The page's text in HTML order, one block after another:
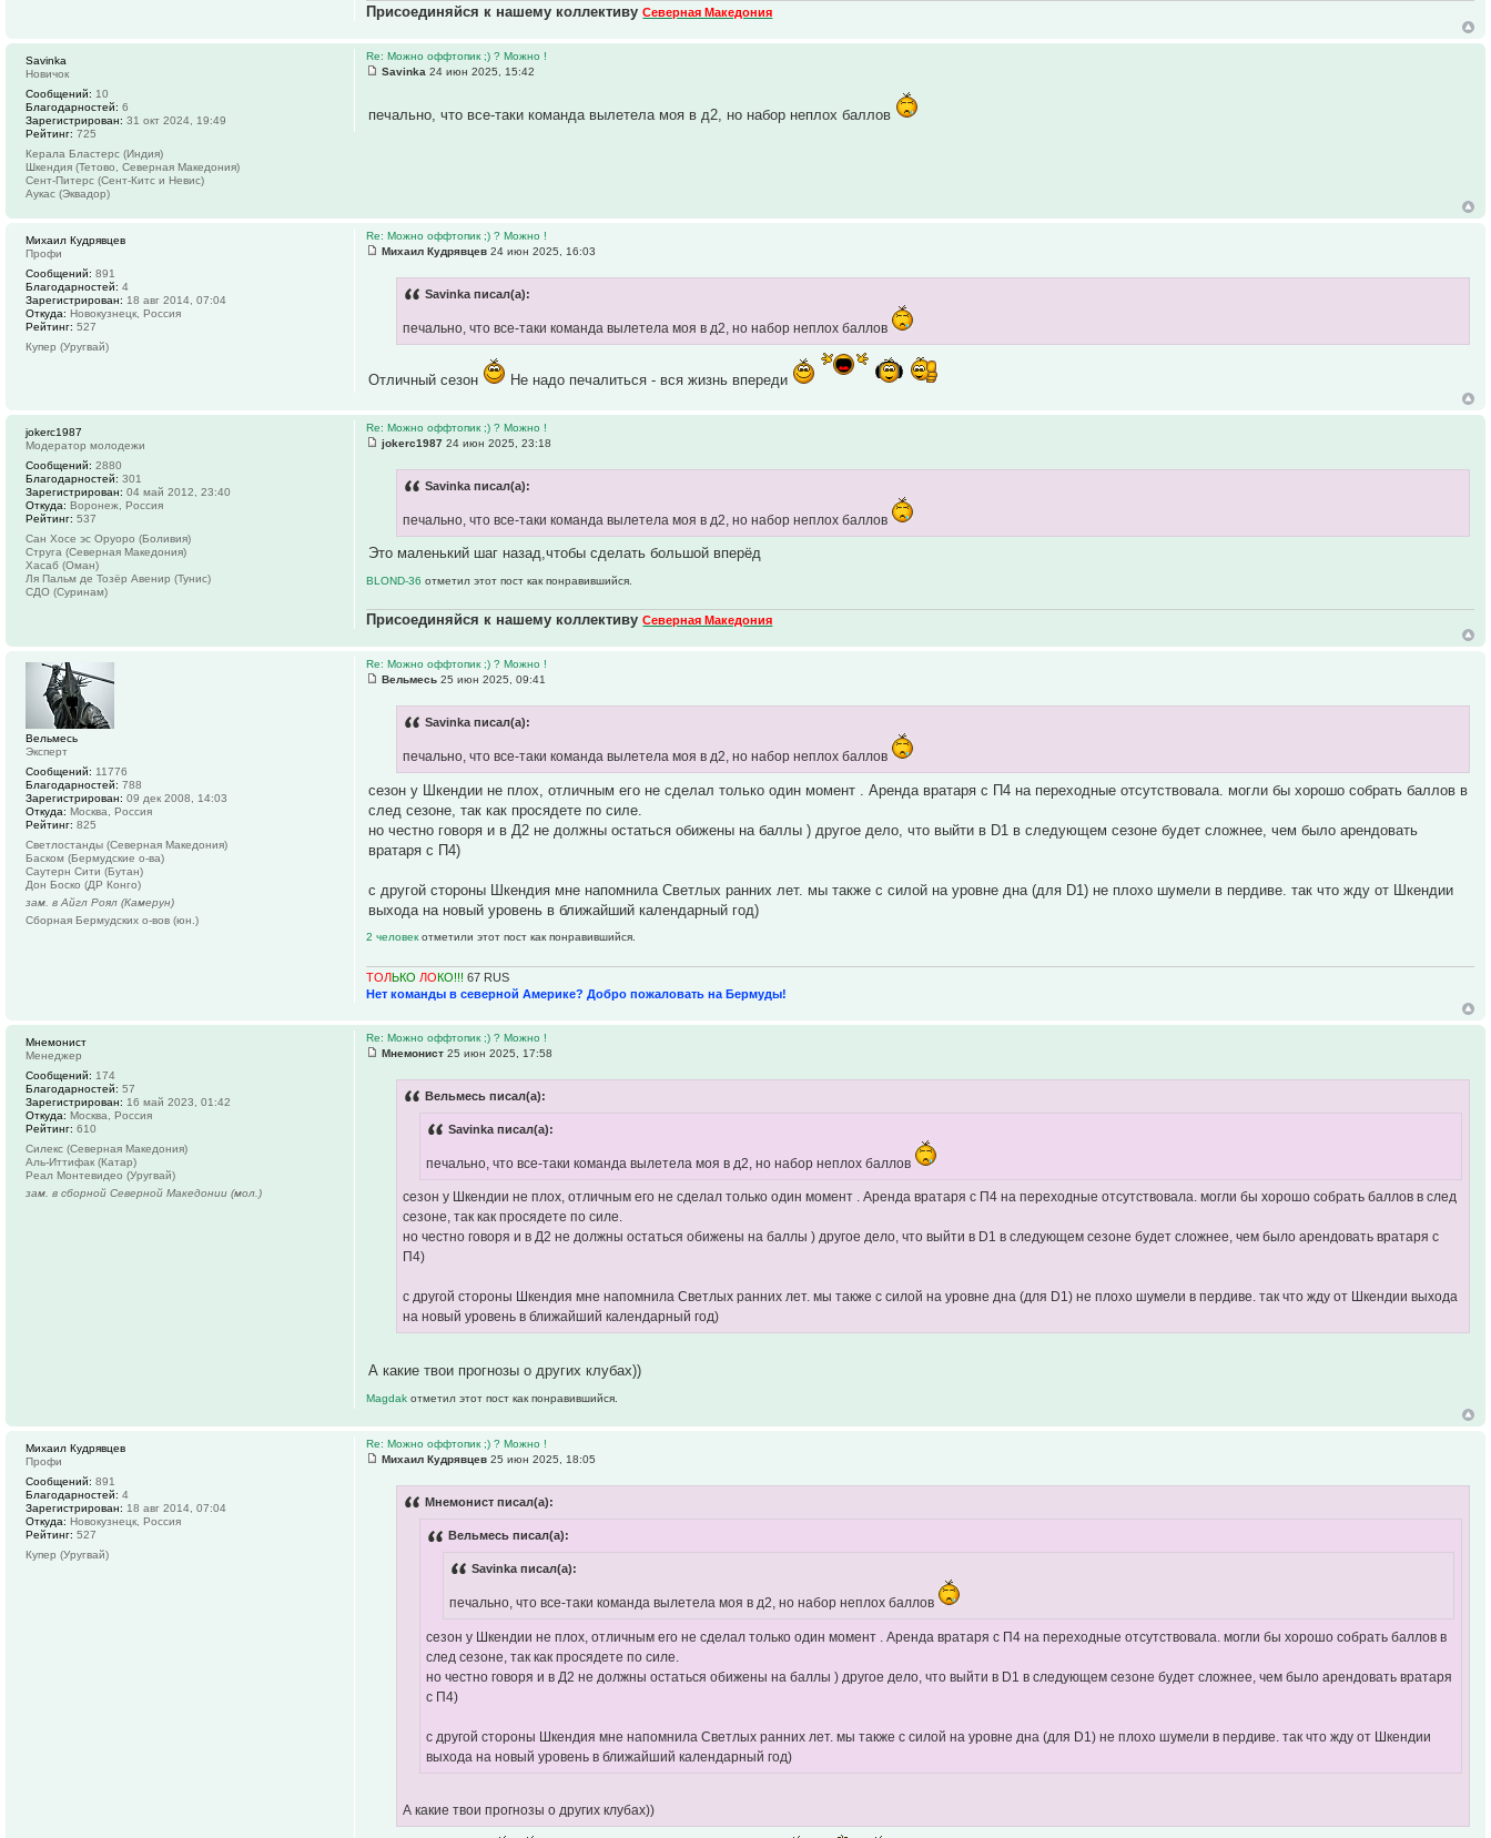
Присоединяйся к нашему коллективуСеверная Македония
Re: Можно оффтопик ;) ? Можно !
Savinka 24 июн 2025, 15:42
печально, что все-таки команда вылетела моя в д2, но набор неплох баллов
Savinka
Новичок
Сообщений: 10
Благодарностей: 6
Зарегистрирован: 31 окт 2024, 19:49
Рейтинг: 725
Керала Бластерс (Индия)
Шкендия (Тетово, Северная Македония)
Сент-Питерс (Сент-Китс и Невис)
Аукас (Эквадор)
Re: Можно оффтопик ;) ? Можно !
Михаил Кудрявцев 24 июн 2025, 16:03
Savinka писал(а):
печально, что все-таки команда вылетела моя в д2, но набор неплох баллов
Отличный сезон Не надо печалиться - вся жизнь впереди
Михаил Кудрявцев
Профи
Сообщений: 891
Благодарностей: 4
Зарегистрирован: 18 авг 2014, 07:04
Откуда: Новокузнецк, Россия
Рейтинг: 527
Купер (Уругвай)
Re: Можно оффтопик ;) ? Можно !
jokerc1987 24 июн 2025, 23:18
Savinka писал(а):
печально, что все-таки команда вылетела моя в д2, но набор неплох баллов
Это маленький шаг назад,чтобы сделать большой вперёд
BLOND-36отметил этот пост как понравившийся.
Присоединяйся к нашему коллективуСеверная Македония
jokerc1987
Модератор молодежи
Сообщений: 2880
Благодарностей: 301
Зарегистрирован: 04 май 2012, 23:40
Откуда: Воронеж, Россия
Рейтинг: 537
Сан Хосе эс Оруоро (Боливия)
Струга (Северная Македония)
Хасаб (Оман)
Ля Пальм де Тозёр Авенир (Тунис)
СДО (Суринам)
Re: Можно оффтопик ;) ? Можно !
Вельмесь 25 июн 2025, 09:41
Savinka писал(а):
печально, что все-таки команда вылетела моя в д2, но набор неплох баллов
сезон у Шкендии не плох, отличным его не сделал только один момент . Аренда вратаря с П4 на переходные отсутствовала. могли бы хорошо собрать баллов в
след сезоне, так как просядете по силе.
но честно говоря и в Д2 не должны остаться обижены на баллы ) другое дело, что выйти в D1 в следующем сезоне будет сложнее, чем было арендовать
вратаря с П4)
с другой стороны Шкендия мне напомнила Светлых ранних лет. мы также с силой на уровне дна (для D1) не плохо шумели в пердиве. так что жду от Шкендии
выхода на новый уровень в ближайший календарный год)
2 человекотметили этот пост как понравившийся.
ТОЛЬКО ЛОКО!!! 67 RUS
Нет команды в северной Америке? Добро пожаловать на Бермуды!
Вельмесь
Эксперт
Сообщений: 11776
Благодарностей: 788
Зарегистрирован: 09 дек 2008, 14:03
Откуда: Москва, Россия
Рейтинг: 825
Светлостанды (Северная Македония)
Баском (Бермудские о-ва)
Саутерн Сити (Бутан)
Дон Боско (ДР Конго)
зам. в Айгл Роял (Камерун)
Сборная Бермудских о-вов (юн.)
Re: Можно оффтопик ;) ? Можно !
Мнемонист 25 июн 2025, 17:58
Вельмесь писал(а):
Savinka писал(а):
печально, что все-таки команда вылетела моя в д2, но набор неплох баллов
сезон у Шкендии не плох, отличным его не сделал только один момент . Аренда вратаря с П4 на переходные отсутствовала. могли бы хорошо собрать баллов в след
сезоне, так как просядете по силе.
но честно говоря и в Д2 не должны остаться обижены на баллы ) другое дело, что выйти в D1 в следующем сезоне будет сложнее, чем было арендовать вратаря с
П4)
с другой стороны Шкендия мне напомнила Светлых ранних лет. мы также с силой на уровне дна (для D1) не плохо шумели в пердиве. так что жду от Шкендии выхода
на новый уровень в ближайший календарный год)
А какие твои прогнозы о других клубах))
Magdakотметил этот пост как понравившийся.
Мнемонист
Менеджер
Сообщений: 174
Благодарностей: 57
Зарегистрирован: 16 май 2023, 01:42
Откуда: Москва, Россия
Рейтинг: 610
Силекс (Северная Македония)
Аль-Иттифак (Катар)
Реал Монтевидео (Уругвай)
зам. в сборной Северной Македонии (мол.)
Re: Можно оффтопик ;) ? Можно !
Михаил Кудрявцев 25 июн 2025, 18:05
Мнемонист писал(а):
Вельмесь писал(а):
Savinka писал(а):
печально, что все-таки команда вылетела моя в д2, но набор неплох баллов
сезон у Шкендии не плох, отличным его не сделал только один момент . Аренда вратаря с П4 на переходные отсутствовала. могли бы хорошо собрать баллов в
след сезоне, так как просядете по силе.
но честно говоря и в Д2 не должны остаться обижены на баллы ) другое дело, что выйти в D1 в следующем сезоне будет сложнее, чем было арендовать вратаря
с П4)
с другой стороны Шкендия мне напомнила Светлых ранних лет. мы также с силой на уровне дна (для D1) не плохо шумели в пердиве. так что жду от Шкендии
выхода на новый уровень в ближайший календарный год)
А какие твои прогнозы о других клубах))
Михаил Кудрявцев
Профи
Сообщений: 891
Благодарностей: 4
Зарегистрирован: 18 авг 2014, 07:04
Откуда: Новокузнецк, Россия
Рейтинг: 527
Купер (Уругвай)